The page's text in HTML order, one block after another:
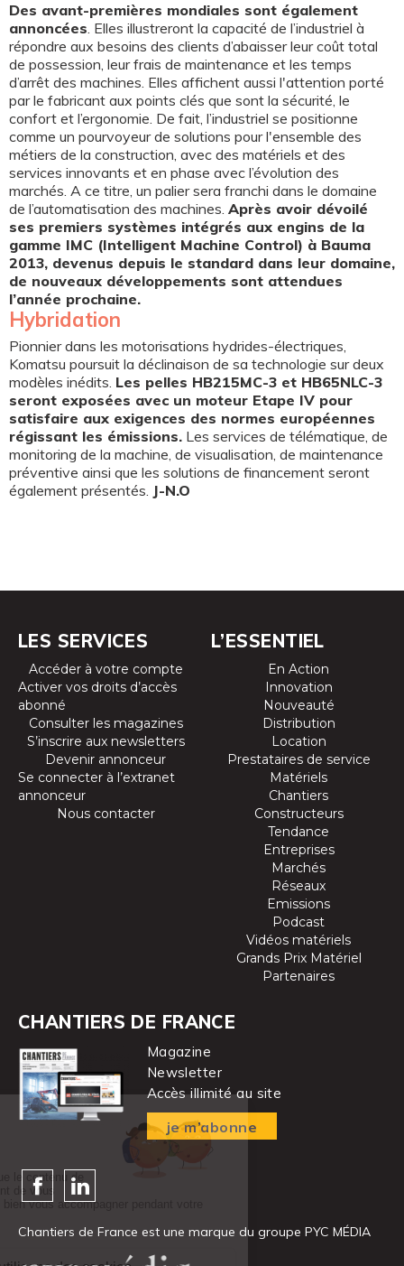
Des avant-premières mondiales sont également
annoncées. Elles illustreront la capacité de l’industriel à
répondre aux besoins des clients d’abaisser leur coût total
de possession, leur frais de maintenance et les temps
d’arrêt des machines. Elles affichent aussi l'attention porté
par le fabricant aux points clés que sont la sécurité, le
confort et l’ergonomie. De fait, l’industriel se positionne
comme un pourvoyeur de solutions pour l'ensemble des
métiers de la construction, avec des matériels et des
services innovants et en phase avec l’évolution des
marchés. A ce titre, un palier sera franchi dans le domaine
de l’automatisation des machines. Après avoir dévoilé
ses premiers systèmes intégrés aux engins de la
gamme IMC (Intelligent Machine Control) à Bauma
2013, devenus depuis le standard dans leur domaine,
de nouveaux développements sont attendues
l’année prochaine.
Hybridation
Pionnier dans les motorisations hydrides-électriques,
Komatsu poursuit la déclinaison de sa technologie sur deux
modèles inédits. Les pelles HB215MC-3 et HB65NLC-3
seront exposées avec un moteur Etape IV pour
satisfaire aux exigences des normes européennes
régissant les émissions. Les services de télématique, de
monitoring de la machine, de visualisation, de maintenance
préventive ainsi que les solutions de financement seront
également présentés. J-N.O
LES SERVICES
Accéder à votre compte
Activer vos droits d’accès
abonné
Consulter les magazines
S’inscrire aux newsletters
Devenir annonceur
Se connecter à l’extranet
annonceur
Nous contacter
L’ESSENTIEL
En Action
Innovation
Nouveauté
Distribution
Location
Prestataires de service
Matériels
Chantiers
Constructeurs
Tendance
Entreprises
Marchés
Réseaux
Emissions
Podcast
Vidéos matériels
Grands Prix Matériel
Partenaires
CHANTIERS DE FRANCE
Magazine
Newsletter
Accès illimité au site
je m’abonne
Chantiers de France est une marque du groupe PYC MÉDIA